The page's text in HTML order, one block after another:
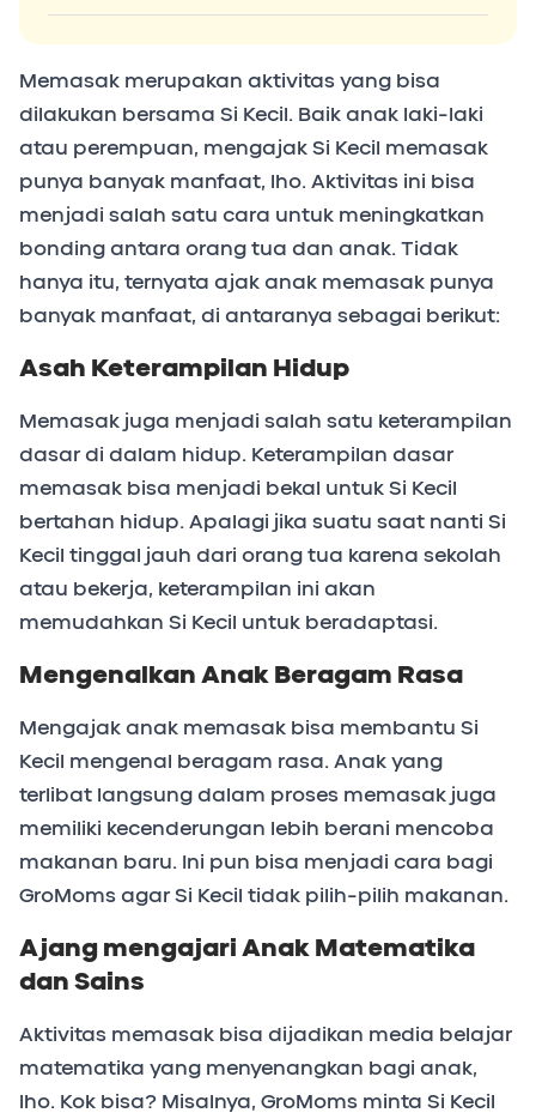
Memasak merupakan aktivitas yang bisa
dilakukan bersama Si Kecil. Baik anak laki-laki
atau perempuan, mengajak Si Kecil memasak
punya banyak manfaat, lho. Aktivitas ini bisa
menjadi salah satu cara untuk meningkatkan
bonding antara orang tua dan anak. Tidak
hanya itu, ternyata ajak anak memasak punya
banyak manfaat, di antaranya sebagai berikut:
Asah Keterampilan Hidup
Memasak juga menjadi salah satu keterampilan
dasar di dalam hidup. Keterampilan dasar
memasak bisa menjadi bekal untuk Si Kecil
bertahan hidup. Apalagi jika suatu saat nanti Si
Kecil tinggal jauh dari orang tua karena sekolah
atau bekerja, keterampilan ini akan
memudahkan Si Kecil untuk beradaptasi.
Mengenalkan Anak Beragam Rasa
Mengajak anak memasak bisa membantu Si
Kecil mengenal beragam rasa. Anak yang
terlibat langsung dalam proses memasak juga
memiliki kecenderungan lebih berani mencoba
makanan baru. Ini pun bisa menjadi cara bagi
GroMoms agar Si Kecil tidak pilih-pilih makanan.
Ajang mengajari Anak Matematika
dan Sains
Aktivitas memasak bisa dijadikan media belajar
matematika yang menyenangkan bagi anak,
lho. Kok bisa? Misalnya, GroMoms minta Si Kecil